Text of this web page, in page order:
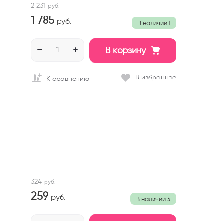
В наличии 1
2 231 руб.
1 785 руб.
В корзину
К сравнению В избранное
В наличии 5
324 руб.
259 руб.